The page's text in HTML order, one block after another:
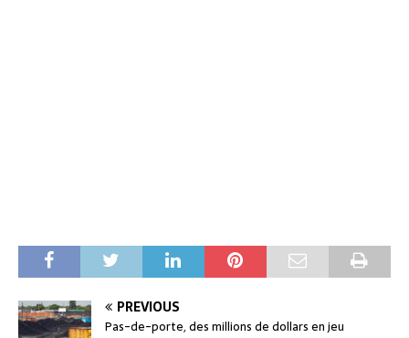
PREVIOUS
Pas-de-porte, des millions de dollars en jeu